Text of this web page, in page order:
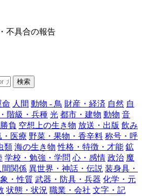
不具合の報告
命 人間 動物 - 鳥 財産・経済 自然 自
階級・兵種 光 都市・建物 動物 音
負 空想上の生き物 放送・出版 飲み
医療 野菜・果物・香辛料 称号・呼
類 海の生き物 性格・特徴・才能 鉱
学校・勉強・学問 心・感情 政治 魔
間関係 異世界・神話・伝説 装身具・
・性質 武器・防具・兵器 化学・元
状態・状況 職業・会社 文字・記